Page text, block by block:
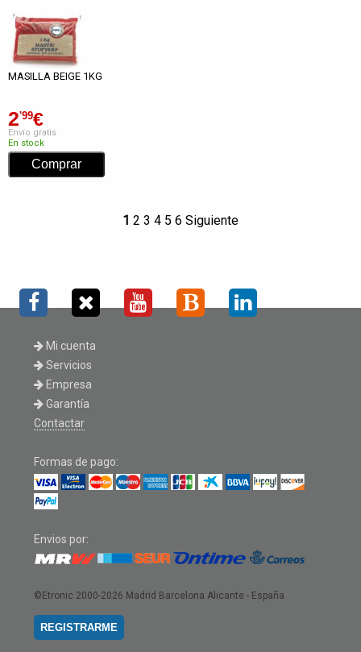
MASILLA BEIGE 1KG
2'99€
Envío gratis
En stock
1 2 3 4 5 6 Siguiente
Mi cuenta
Servicios
Empresa
Garantía
Contactar
Formas de pago:
Envios por:
©Etronic 2000-2026 Madrid Barcelona Alicante - España
REGISTRARME